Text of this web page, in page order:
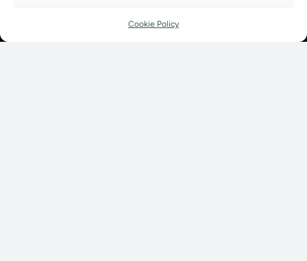
Cookie Policy
Kontaktuppgifter till lärosätenas Ladoksupport